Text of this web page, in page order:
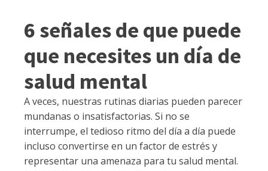
6 señales de que puede
que necesites un día de
salud mental
A veces, nuestras rutinas diarias pueden parecer
mundanas o insatisfactorias. Si no se
interrumpe, el tedioso ritmo del día a día puede
incluso convertirse en un factor de estrés y
representar una amenaza para tu salud mental.